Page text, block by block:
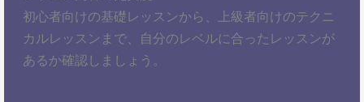
初心者向けの基礎レッスンから、上級者向けのテクニ
カルレッスンまで、自分のレベルに合ったレッスンが
あるか確認しましょう。